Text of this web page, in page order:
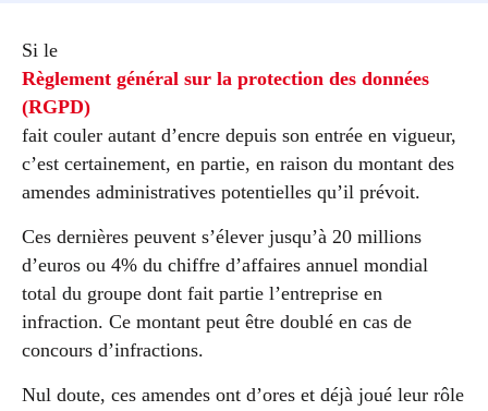
Si le
Règlement général sur la protection des données
(RGPD)
fait couler autant d’encre depuis son entrée en vigueur,
c’est certainement, en partie, en raison du montant des
amendes administratives potentielles qu’il prévoit.
Ces dernières peuvent s’élever jusqu’à 20 millions
d’euros ou 4% du chiffre d’affaires annuel mondial
total du groupe dont fait partie l’entreprise en
infraction. Ce montant peut être doublé en cas de
concours d’infractions.
Nul doute, ces amendes ont d’ores et déjà joué leur rôle